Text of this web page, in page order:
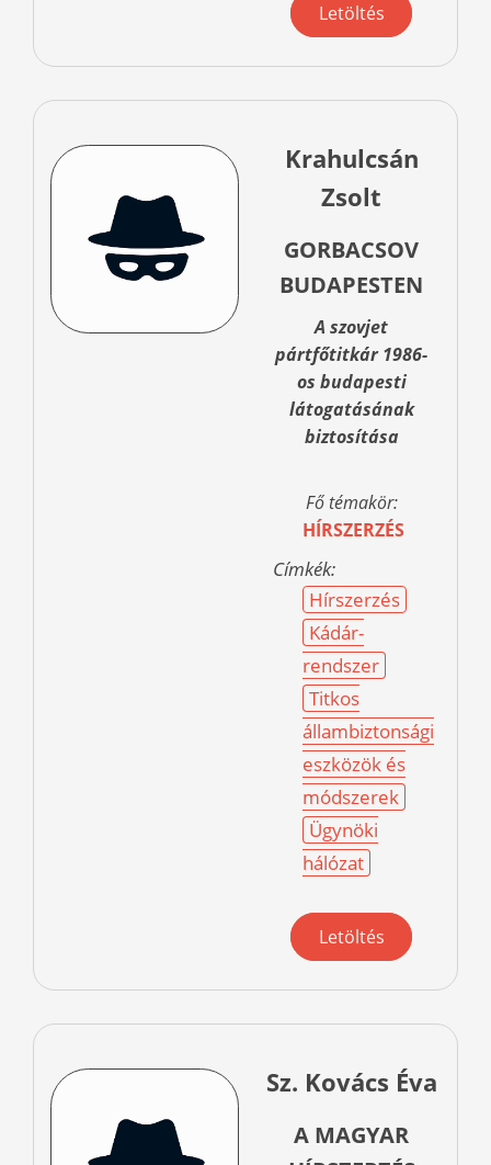
Letöltés
Krahulcsán
Zsolt
GORBACSOV
BUDAPESTEN
A szovjet
pártfőtitkár 1986-
os budapesti
látogatásának
biztosítása
Fő témakör:
HÍRSZERZÉS
Címkék:
Hírszerzés
Kádár-
rendszer
Titkos
állambiztonsági
eszközök és
módszerek
Ügynöki
hálózat
Letöltés
Sz. Kovács Éva
A MAGYAR